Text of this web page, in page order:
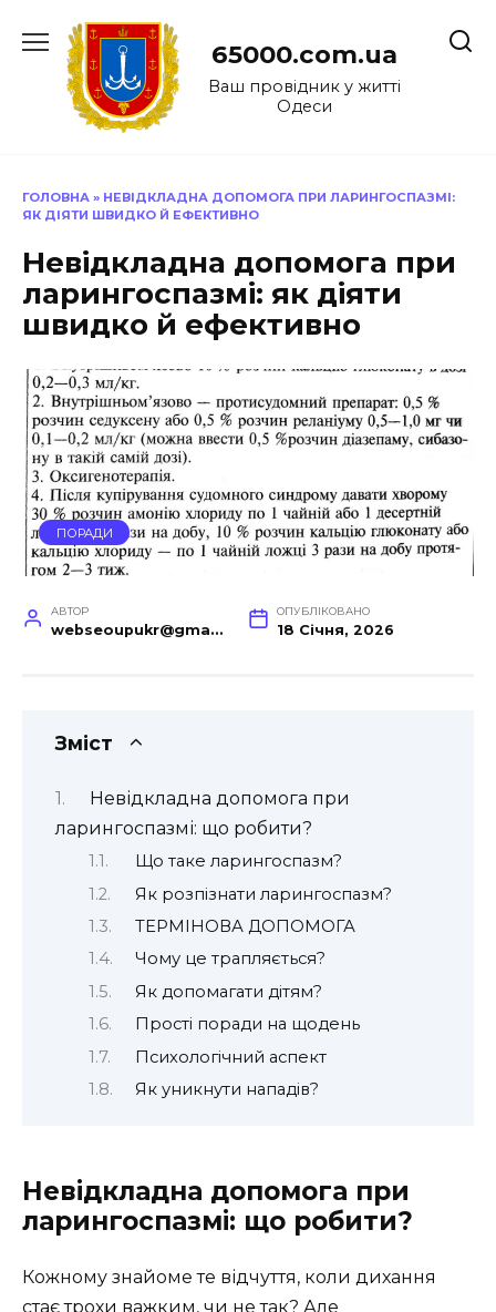
до
65000.com.ua
Ваш провідник у житті
Одеси
ГОЛОВНА » НЕВІДКЛАДНА ДОПОМОГА ПРИ ЛАРИНГОСПАЗМІ:
ЯК ДІЯТИ ШВИДКО Й ЕФЕКТИВНО
Невідкладна допомога при
ларингоспазмі: як діяти
швидко й ефективно
ПОРАДИ
АВТОР
webseoupukr@gmail.com
ОПУБЛІКОВАНО
18 Січня, 2026
Зміст
Невідкладна допомога при
ларингоспазмі: що робити?
Що таке ларингоспазм?
Як розпізнати ларингоспазм?
ТЕРМІНОВА ДОПОМОГА
Чому це трапляється?
Як допомагати дітям?
Прості поради на щодень
Психологічний аспект
Як уникнути нападів?
Невідкладна допомога при
ларингоспазмі: що робити?
Кожному знайоме те відчуття, коли дихання
стає трохи важким, чи не так? Але